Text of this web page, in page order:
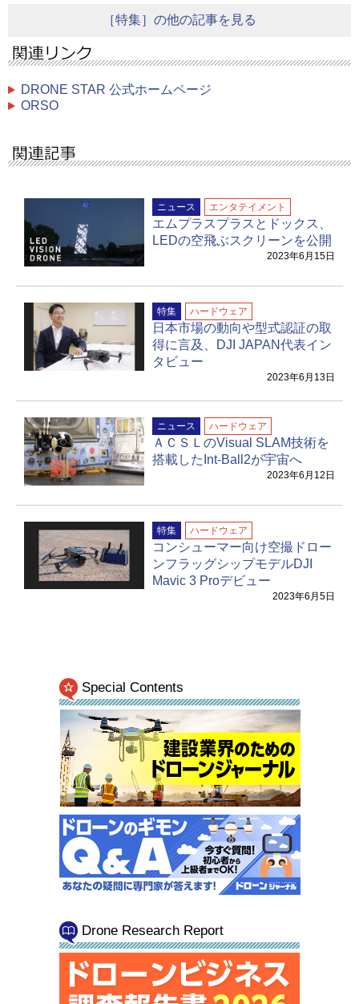
［特集］の他の記事を見る
DRONE STAR 公式ホームページ
ORSO
ニュース エンタテイメント
エムプラスプラスとドックス、
LEDの空飛ぶスクリーンを公開
2023年6月15日
特集 ハードウェア
日本市場の動向や型式認証の取
得に言及、DJI JAPAN代表イン
タビュー
2023年6月13日
ニュース ハードウェア
ＡＣＳＬのVisual SLAM技術を
搭載したInt-Ball2が宇宙へ
2023年6月12日
特集 ハードウェア
コンシューマー向け空撮ドロー
ンフラッグシップモデルDJI
Mavic 3 Proデビュー
2023年6月5日
Special Contents
Drone Research Report